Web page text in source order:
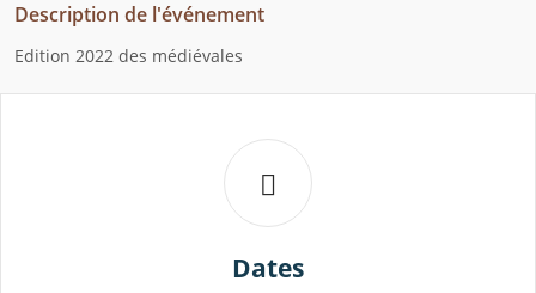
Description de l'événement
Edition 2022 des médiévales
Dates